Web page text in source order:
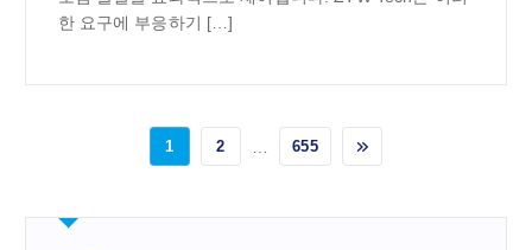
한 요구에 부응하기 […]
1 2 655